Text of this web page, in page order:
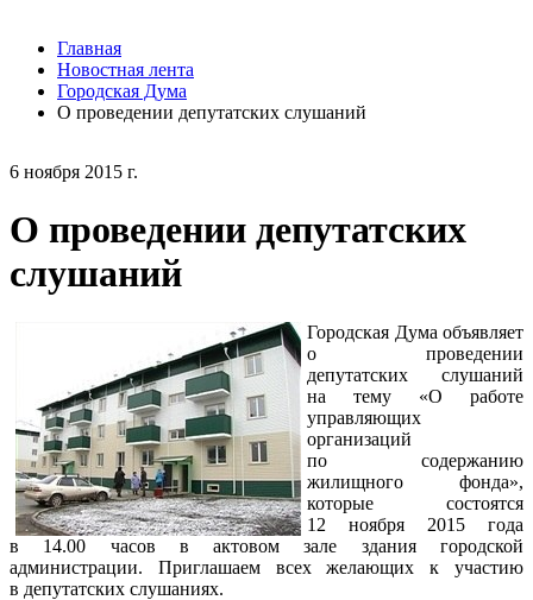
6 ноября 2015 г.
О проведении депутатских
слушаний
Городская Дума объявляет
о проведении
депутатских слушаний
на тему «О работе
управляющих
организаций
по содержанию
жилищного фонда»,
которые состоятся
12 ноября 2015 года
в 14.00 часов в актовом зале здания городской
администрации. Приглашаем всех желающих к участию
в депутатских слушаниях.
Главная
Новостная лента
Городская Дума
О проведении депутатских слушаний